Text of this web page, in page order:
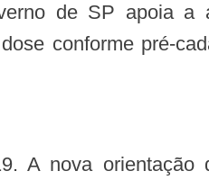
conforme pré-